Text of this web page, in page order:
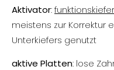
Aktivator:
meistens zur Korrektur
Unterkiefers genutzt
aktive Platten: lose